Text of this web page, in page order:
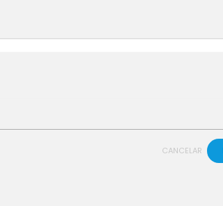
CANCELAR